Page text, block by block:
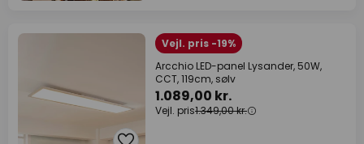
Vejl. pris -19%
Arcchio LED-panel Lysander, 50W,
CCT, 119cm, sølv
1.089,00 kr.
Vejl. pris1.349,00 kr.